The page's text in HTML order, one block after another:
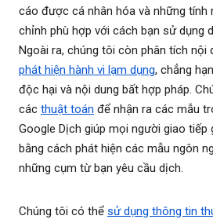
cáo được cá nhân hóa và những tính
chỉnh phù hợp với cách bạn sử dụng
Ngoài ra, chúng tôi còn phân tích nội
phát hiện hành vi lạm dụng, chẳng
độc hại và nội dung bất hợp pháp.
các thuật toán để nhận ra các mẫu
Google Dịch giúp mọi người giao tiếp
bằng cách phát hiện các mẫu ngôn
những cụm từ bạn yêu cầu dịch.
Chúng tôi có thể sử dụng thông tin